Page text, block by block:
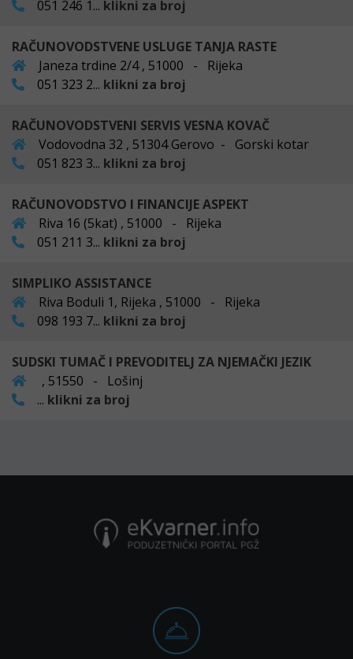
051 246 1... klikni za broj
RAČUNOVODSTVENE USLUGE TANJA RASTE
Janeza trdine 2/4 , 51000 - Rijeka
051 323 2... klikni za broj
RAČUNOVODSTVENI SERVIS VESNA KOVAČ
Vodovodna 32 , 51304 Gerovo - Gorski kotar
051 823 3... klikni za broj
RAČUNOVODSTVO I FINANCIJE ASPEKT
Riva 16 (5kat) , 51000 - Rijeka
051 211 3... klikni za broj
SIMPLIKO ASSISTANCE
Riva Boduli 1, Rijeka , 51000 - Rijeka
098 193 7... klikni za broj
SUDSKI TUMAČ I PREVODITELJ ZA NJEMAČKI JEZIK
, 51550 - Lošinj
... klikni za broj